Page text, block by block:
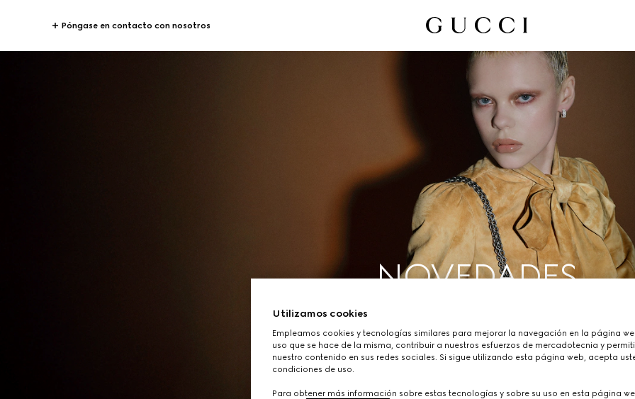
Póngase en contacto con nosotros
NOVEDADES
Utilizamos cookies
Empleamos cookies y tecnologías similares para mejorar la navegación en la página
uso que se hace de la misma, contribuir a nuestros esfuerzos de mercadotecnia y
nuestro contenido en sus redes sociales. Si sigue utilizando esta página web, acepta
condiciones de uso.
Para obtener más información sobre estas tecnologías y sobre su uso en esta página